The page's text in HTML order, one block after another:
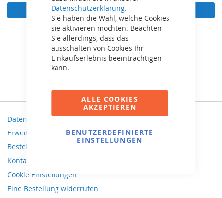
Datenschutzerklärung.
Sie haben die Wahl, welche Cookies
sie aktivieren möchten. Beachten
Sie allerdings, dass das
ausschalten von Cookies Ihr
Einkaufserlebnis beeinträchtigen
kann.
ALLE COOKIES
AKZEPTIEREN
BENUTZERDEFINIERTE
EINSTELLUNGEN
Anmelden
Passwort vergessen?
Datenschutz und Cookie-Richtlinien
Erweiterte Suche
Bestellungen und Rücksendungen
Kontaktieren Sie uns
Cookie Einstellungen
Eine Bestellung widerrufen